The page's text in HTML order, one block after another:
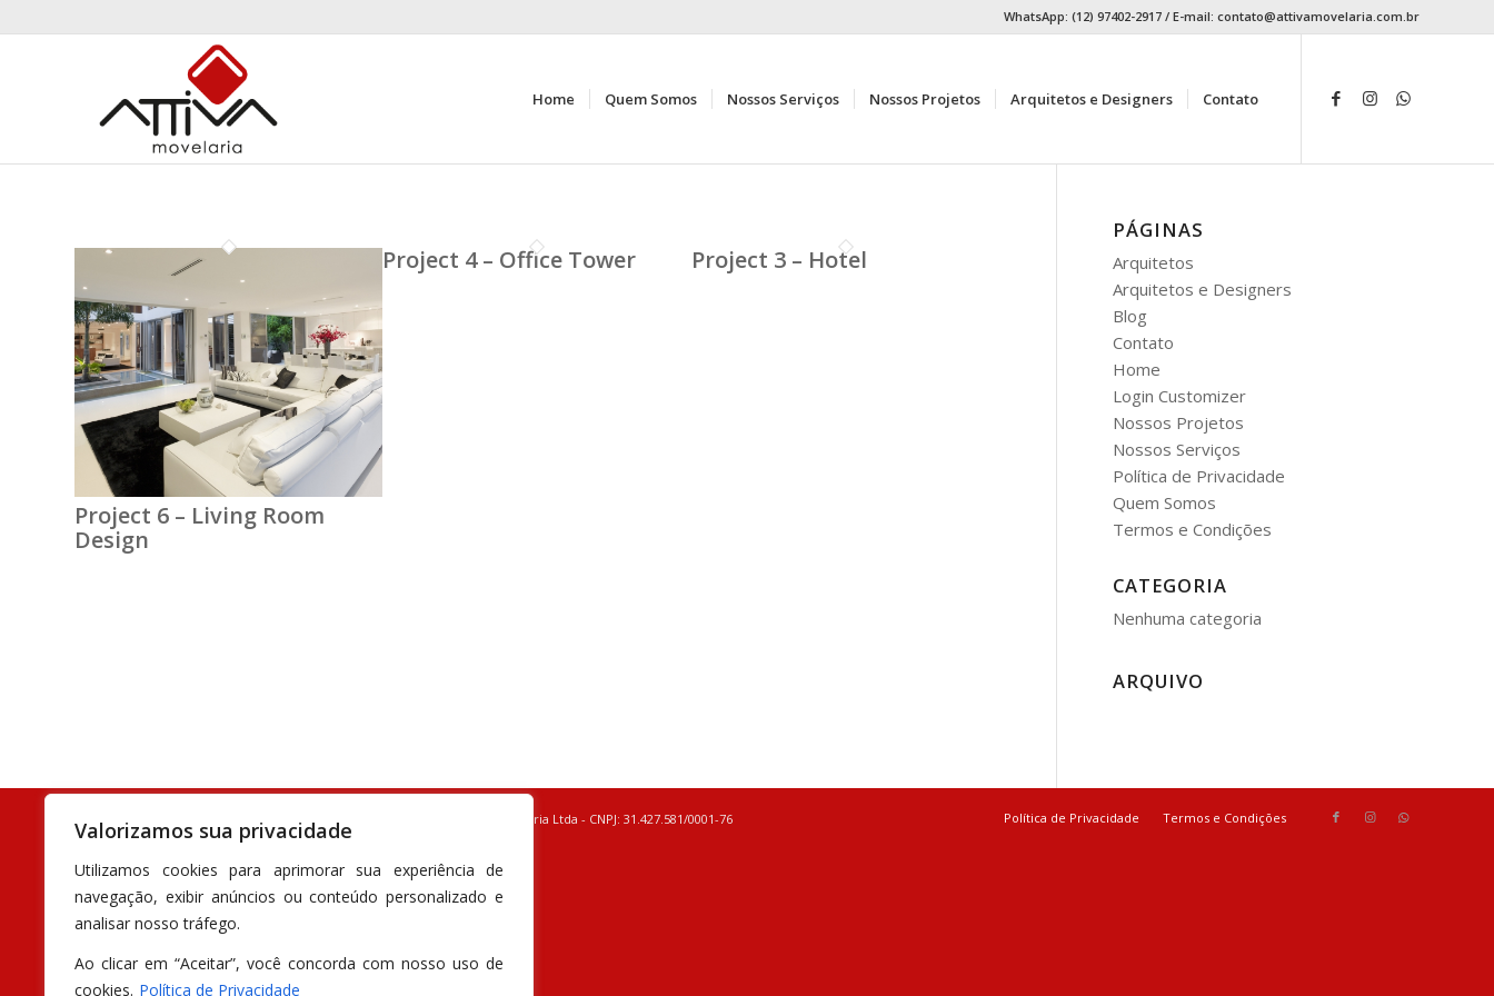
Valorizamos sua privacidade
Utilizamos cookies para aprimorar sua experiência de
navegação, exibir anúncios ou conteúdo personalizado e
analisar nosso tráfego.
Ao clicar em “Aceitar”, você concorda com nosso uso de
cookies. Política de Privacidade
WhatsApp: (12) 97402-2917 / E-mail: contato@attivamovelaria.com.br
Home Quem Somos Nossos Serviços Nossos Projetos Arquitetos e Designers Contato
Project 6 – Living Room
Design
Project 4 – Office Tower Project 3 – Hotel
PÁGINAS
Arquitetos
Arquitetos e Designers
Blog
Contato
Home
Login Customizer
Nossos Projetos
Nossos Serviços
Política de Privacidade
Quem Somos
Termos e Condições
CATEGORIA
Nenhuma categoria
ARQUIVO
Desenvolvido por - Todos os direitos reservados - Attiva Movelaria Ltda - CNPJ: 31.427.581/0001-76 Política de Privacidade Termos e Condições